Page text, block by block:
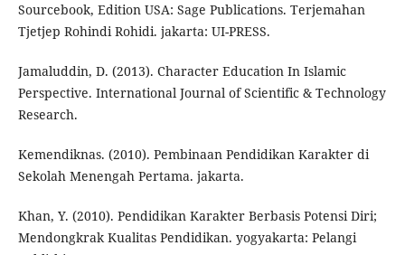
Sourcebook, Edition USA: Sage Publications. Terjemahan
Tjetjep Rohindi Rohidi. jakarta: UI-PRESS.
Jamaluddin, D. (2013). Character Education In Islamic
Perspective. International Journal of Scientific & Technology
Research.
Kemendiknas. (2010). Pembinaan Pendidikan Karakter di
Sekolah Menengah Pertama. jakarta.
Khan, Y. (2010). Pendidikan Karakter Berbasis Potensi Diri;
Mendongkrak Kualitas Pendidikan. yogyakarta: Pelangi